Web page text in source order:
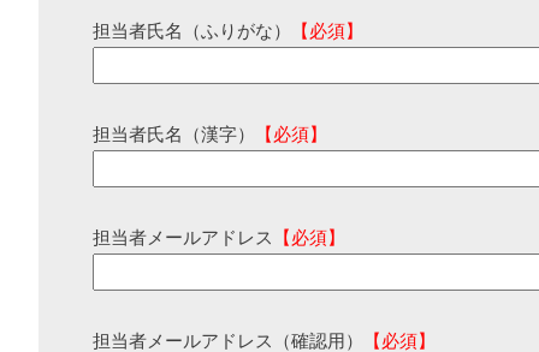
担当者氏名（ふりがな） 【必須】
担当者氏名（漢字） 【必須】
担当者メールアドレス 【必須】
担当者メールアドレス（確認用） 【必須】